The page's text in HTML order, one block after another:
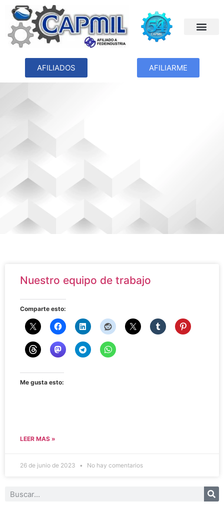
AFILIADOS AFILIARME
Nuestro equipo de trabajo
Comparte esto:
Me gusta esto:
LEER MAS »
26 de junio de 2023 No hay comentarios